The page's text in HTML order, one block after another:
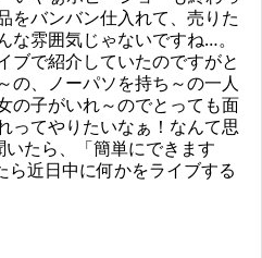
をバンバン仕入れて、売りた
な雰囲気じゃないですね…。
ブで紹介していたのですがと
の、ノーパソを持ち～の一人
の子がいれ～のでとっても面
ってやりたいなぁ！なんて思
たら、「簡単にできます
近日中に何かをライブする